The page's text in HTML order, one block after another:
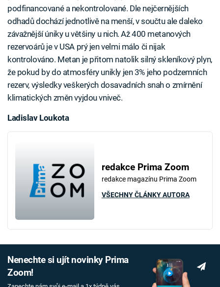
podfinancované a nekontrolované. Dle nejčernějších
odhadů dochází jednotlivě na menší, v součtu ale daleko
závažnější úniky u většiny u nich. Až 400 metanových
rezervoárů je v USA prý jen velmi málo či nijak
kontrolováno. Metan je přitom natolik silný skleníkový plyn,
že pokud by do atmosféry unikly jen 3% jeho podzemních
rezerv, výsledky veškerých dosavadních snah o zmírnění
klimatických změn vyjdou vniveč.
Ladislav Loukota
redakce Prima Zoom
redakce magazínu Prima Zoom
VŠECHNY ČLÁNKY AUTORA
Nenechte si ujít novinky Prima
Zoom!